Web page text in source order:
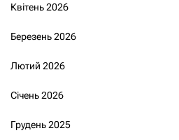
Квітень 2026
Березень 2026
Лютий 2026
Січень 2026
Грудень 2025